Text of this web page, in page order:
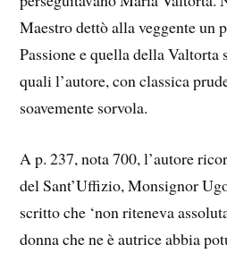
Maestro dettò alla veggente un
Passione e quella della Valtorta
quali l’autore, con classica
soavemente sorvola.
A p. 237, nota 700, l’autore
del Sant’Uffizio, Monsignor
scritto che ‘non riteneva
donna che ne è autrice abbia